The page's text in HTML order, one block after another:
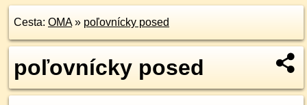
Cesta: OMA» poľovnícky posed
poľovnícky posed